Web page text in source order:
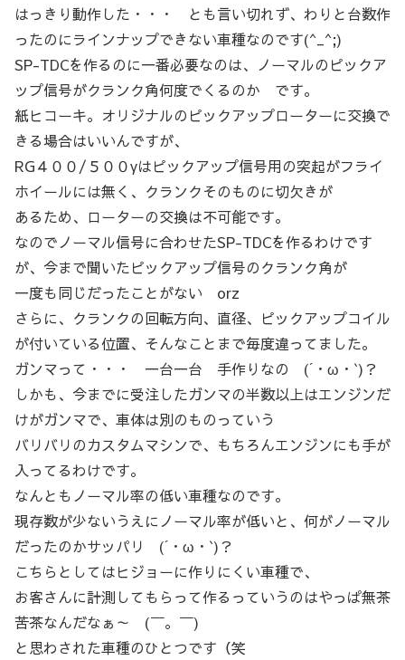
はっきり動作した・・・ とも言い切れず、わりと台数作
ったのにラインナップできない車種なのです(^_^;)
SP-TDCを作るのに一番必要なのは、ノーマルのピックア
ップ信号がクランク角何度でくるのか です。
紙ヒコーキ。オリジナルのピックアップローターに交換で
きる場合はいいんですが、
RG４００/５００γはピックアップ信号用の突起がフライ
ホイールには無く、クランクそのものに切欠きが
あるため、ローターの交換は不可能です。
なのでノーマル信号に合わせたSP-TDCを作るわけです
が、今まで聞いたピックアップ信号のクランク角が
一度も同じだったことがない orz
さらに、クランクの回転方向、直径、ピックアップコイル
が付いている位置、そんなことまで毎度違ってました。
ガンマって・・・ 一台一台 手作りなの (´・ω・`)？
しかも、今までに受注したガンマの半数以上はエンジンだ
けがガンマで、車体は別のものっていう
バリバリのカスタムマシンで、もちろんエンジンにも手が
入ってるわけです。
なんともノーマル率の低い車種なのです。
現存数が少ないうえにノーマル率が低いと、何がノーマル
だったのかサッパリ (´・ω・`)？
こちらとしてはヒジョーに作りにくい車種で、
お客さんに計測してもらって作るっていうのはやっぱ無茶
苦茶なんだなぁ～ (￣。￣)
と思わされた車種のひとつです（笑